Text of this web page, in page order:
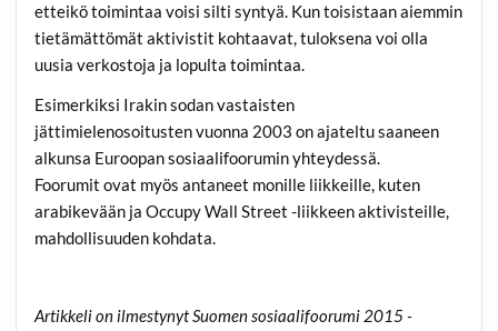
etteikö toimintaa voisi silti syntyä. Kun toisistaan aiemmin
tietämättömät aktivistit kohtaavat, tuloksena voi olla
uusia verkostoja ja lopulta toimintaa.
Esimerkiksi Irakin sodan vastaisten
jättimielenosoitusten vuonna 2003 on ajateltu saaneen
alkunsa Euroopan sosiaalifoorumin yhteydessä.
Foorumit ovat myös antaneet monille liikkeille, kuten
arabikevään ja Occupy Wall Street -liikkeen aktivisteille,
mahdollisuuden kohdata.
Artikkeli on ilmestynyt Suomen sosiaalifoorumi 2015 -